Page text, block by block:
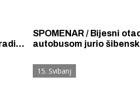
SPOMENAR / Bijesni
autobusom jurio
je ukrao auto
15. Svibanj